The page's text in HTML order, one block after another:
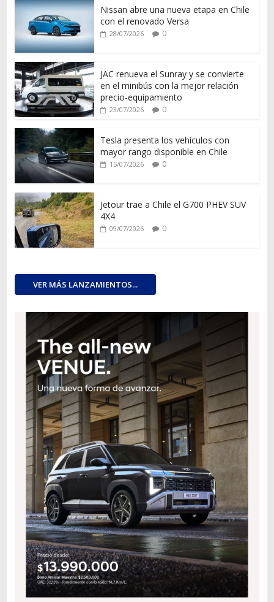
Nissan abre una nueva etapa en Chile
con el renovado Versa
28/07/2026 0
JAC renueva el Sunray y se convierte
en el minibús con la mejor relación
precio-equipamiento
23/07/2026 0
Tesla presenta los vehículos con
mayor rango disponible en Chile
15/07/2026 0
Jetour trae a Chile el G700 PHEV SUV
4X4
09/07/2026 0
VER MÁS LANZAMIENTOS...